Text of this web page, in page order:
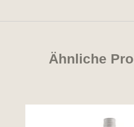
Ähnliche